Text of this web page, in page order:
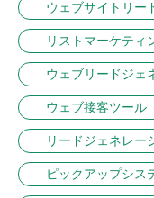
ウェブサイトリー
リストマーケティ
ウェブリードジェ
ウェブ接客ツール
リードジェネレー
ピックアップシス